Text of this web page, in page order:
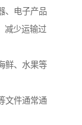
、电子产品
减少运输过
鲜、水果等
文件通常通